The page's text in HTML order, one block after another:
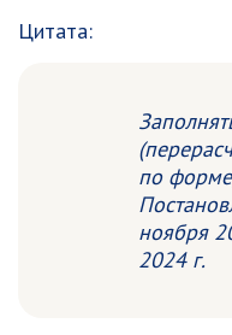
Цитата:
по
ноября
2024 г.